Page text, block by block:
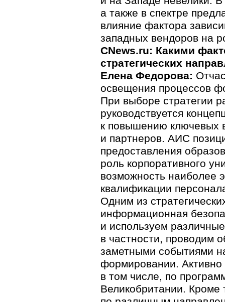
а также в спектре
влияние фактора
западных вендоров на
CNews.ru: Какими
стратегических
Елена Федорова:
освещения процессов
При выборе стратегии
руководствуется
к повышению ключевых
и партнеров. АИС
предоставления
роль корпоративного
возможность наиболее
квалификации
Одним из
информационная
и используем
в частности, проводим
заметными событиями
формировании. Активно
в том числе, по
Великобритании. Кроме